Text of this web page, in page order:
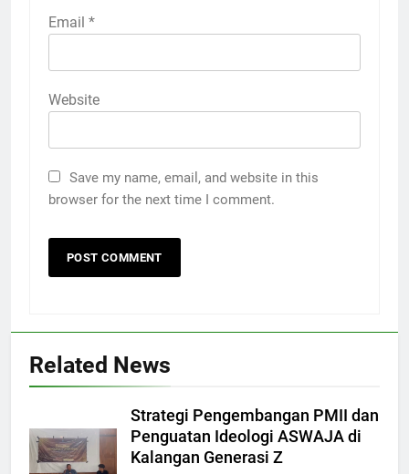
Email *
Website
Save my name, email, and website in this
browser for the next time I comment.
Related News
Strategi Pengembangan PMII dan
Penguatan Ideologi ASWAJA di
Kalangan Generasi Z